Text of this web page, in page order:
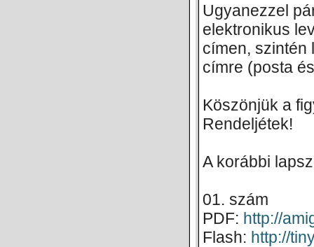
Ugyanezzel
elektronikus
címen, szintén
címre (posta
Köszönjük a
Rendeljétek!
A korábbi
01. szám
PDF: http://
Flash: http://